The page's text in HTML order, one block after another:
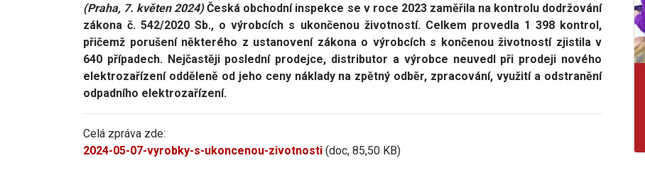
(Praha, 7. květen 2024)Česká obchodní inspekce se v roce 2023 zaměřila na kontrolu dodržování
zákona č. 542/2020 Sb., o výrobcích s ukončenou životností. Celkem provedla 1 398 kontrol,
přičemž porušení některého z ustanovení zákona o výrobcích s končenou životností zjistila v
640 případech. Nejčastěji poslední prodejce, distributor a výrobce neuvedl při prodeji nového
elektrozařízení odděleně od jeho ceny náklady na zpětný odběr, zpracování, využití a odstranění
odpadního elektrozařízení.
Celá zpráva zde:
2024-05-07-vyrobky-s-ukoncenou-zivotnosti (doc, 85,50 KB)